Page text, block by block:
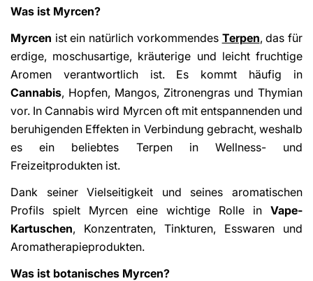
Was ist Myrcen?
Myrcen ist ein natürlich vorkommendes Terpen, das für
erdige, moschusartige, kräuterige und leicht fruchtige
Aromen verantwortlich ist. Es kommt häufig in
Cannabis, Hopfen, Mangos, Zitronengras und Thymian
vor. In Cannabis wird Myrcen oft mit entspannenden und
beruhigenden Effekten in Verbindung gebracht, weshalb
es ein beliebtes Terpen in Wellness- und
Freizeitprodukten ist.
Dank seiner Vielseitigkeit und seines aromatischen
Profils spielt Myrcen eine wichtige Rolle in Vape-
Kartuschen, Konzentraten, Tinkturen, Esswaren und
Aromatherapieprodukten.
Was ist botanisches Myrcen?